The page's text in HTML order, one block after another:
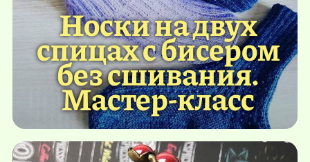
Носки на двух
спицах с бисером
без сшивания.
Мастер-класс